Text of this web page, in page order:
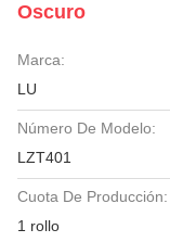
Oscuro
Marca:
LU
Número De Modelo:
LZT401
Cuota De Producción:
1 rollo